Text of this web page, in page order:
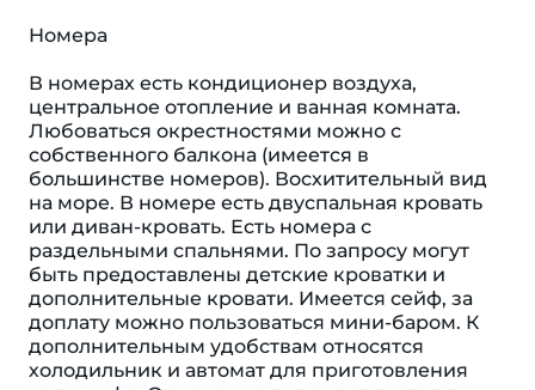
Номера
В номерах есть кондиционер воздуха,
центральное отопление и ванная комната.
Любоваться окрестностями можно с
собственного балкона (имеется в
большинстве номеров). Восхитительный вид
на море. В номере есть двуспальная кровать
или диван-кровать. Есть номера с
раздельными спальнями. По запросу могут
быть предоставлены детские кроватки и
дополнительные кровати. Имеется сейф, за
доплату можно пользоваться мини-баром. К
дополнительным удобствам относятся
холодильник и автомат для приготовления